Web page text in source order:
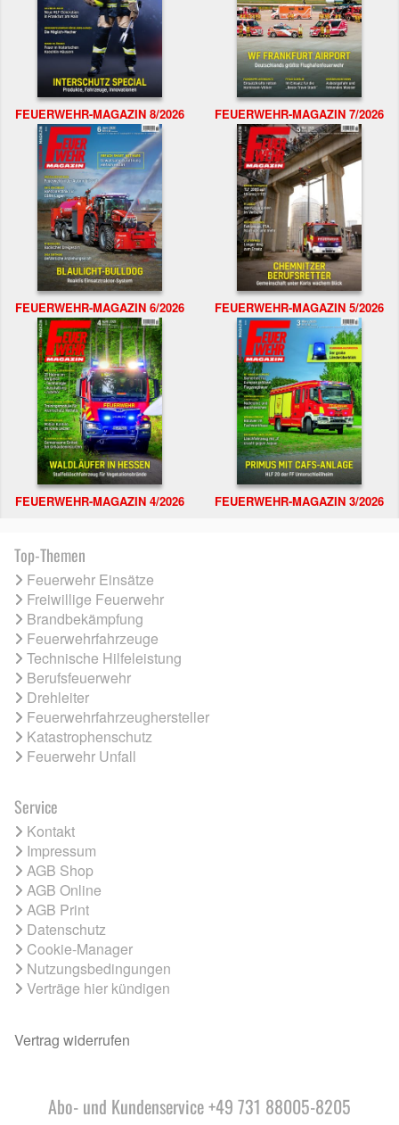
FEUERWEHR-MAGAZIN 8/2026 FEUERWEHR-MAGAZIN 7/2026
FEUERWEHR-MAGAZIN 6/2026 FEUERWEHR-MAGAZIN 5/2026
FEUERWEHR-MAGAZIN 4/2026 FEUERWEHR-MAGAZIN 3/2026
Top-Themen
Feuerwehr Einsätze
Freiwillige Feuerwehr
Brandbekämpfung
Feuerwehrfahrzeuge
Technische Hilfeleistung
Berufsfeuerwehr
Drehleiter
Feuerwehrfahrzeughersteller
Katastrophenschutz
Feuerwehr Unfall
Service
Kontakt
Impressum
AGB Shop
AGB Online
AGB Print
Datenschutz
Cookie-Manager
Nutzungsbedingungen
Verträge hier kündigen
Vertrag widerrufen
Abo- und Kundenservice +49 731 88005-8205